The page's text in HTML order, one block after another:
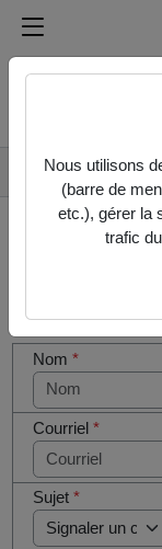
Accueil
Contactez nous
Votre
Nom*
Courriel*
Sujet*
cette case
si vous
êtes un
humain en
métal
(obligatoire)
Nous utilisons
(barre de
etc.), gérer la
trafic